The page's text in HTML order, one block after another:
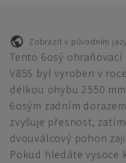
Zobrazit v původním
Tento 6osý ohraňovací
V85S byl vyroben v
délkou ohybu 2550
6osým zadním
zvyšuje přesnost,
dvouválcový pohon
Pokud hledáte vysoce